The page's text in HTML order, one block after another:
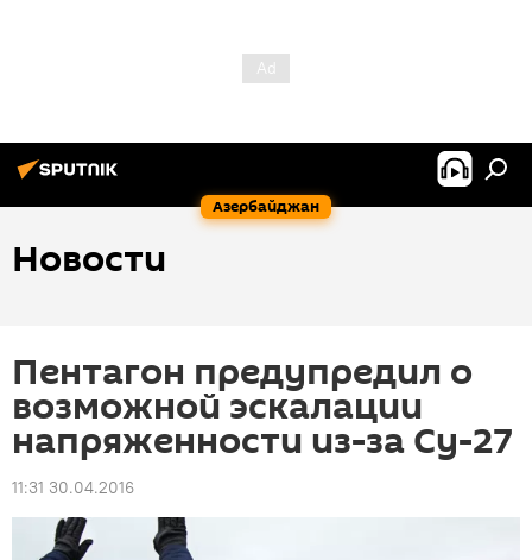
Азербайджан
Новости
Пентагон предупредил о
возможной эскалации
напряженности из-за Су-27
11:31 30.04.2016